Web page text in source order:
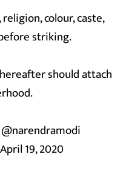
colour, caste,
striking.
should attach
@narendramodi
April 19, 2020